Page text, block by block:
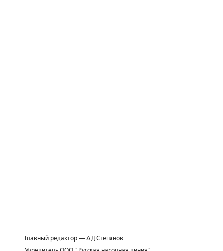
Главный редактор — А.Д.Степанов